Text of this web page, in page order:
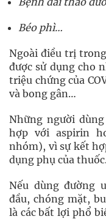
Béo phì…
Ngoài điều trị
được sử dụng cho
triệu chứng của
và bong gân…
Những người
hợp với aspirin
nhóm), vì sự kết
dụng phụ của
Nếu dùng đường
đầu, chóng mặt,
là các bất lợi phổ